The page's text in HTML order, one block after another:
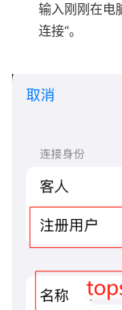
输入刚刚在电
连接“。